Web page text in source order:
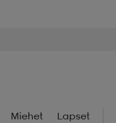
Miehet Lapset